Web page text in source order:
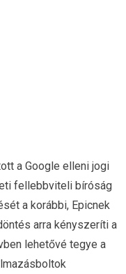
a Google elleni jogi
fellebbviteli bíróság
a korábbi, Epicnek
arra kényszeríti a
lehetővé tegye a